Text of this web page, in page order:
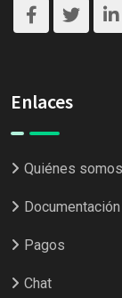
Enlaces
Quiénes somos
Documentación
Pagos
Chat